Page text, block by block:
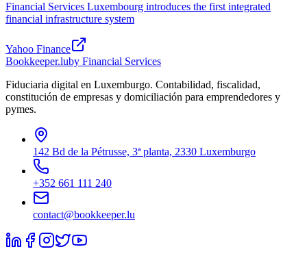
Financial Services Luxembourg introduces the first integrated
financial infrastructure system
Yahoo Finance
Bookkeeper.luby Financial Services
Fiduciaria digital en Luxemburgo. Contabilidad, fiscalidad,
constitución de empresas y domiciliación para emprendedores y
pymes.
142 Bd de la Pétrusse, 3ª planta, 2330 Luxemburgo
+352 661 111 240
contact@bookkeeper.lu